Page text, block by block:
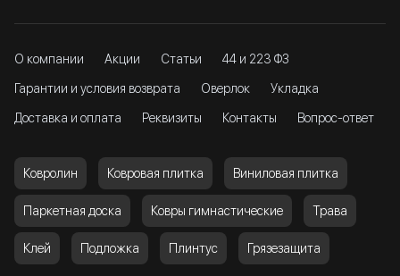
О компании Акции Статьи 44 и 223 ФЗ
Гарантии и условия возврата Оверлок Укладка
Доставка и оплата Реквизиты Контакты Вопрос-ответ
Ковролин Ковровая плитка Виниловая плитка
Паркетная доска Ковры гимнастические Трава
Клей Подложка Плинтус Грязезащита